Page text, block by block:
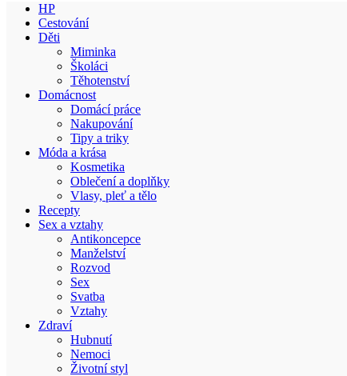
HP
Cestování
Děti
Miminka
Školáci
Těhotenství
Domácnost
Domácí práce
Nakupování
Tipy a triky
Móda a krása
Kosmetika
Oblečení a doplňky
Vlasy, pleť a tělo
Recepty
Sex a vztahy
Antikoncepce
Manželství
Rozvod
Sex
Svatba
Vztahy
Zdraví
Hubnutí
Nemoci
Životní styl